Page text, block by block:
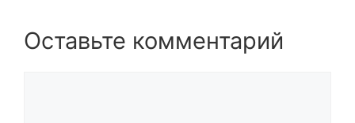
Оставьте комментарий